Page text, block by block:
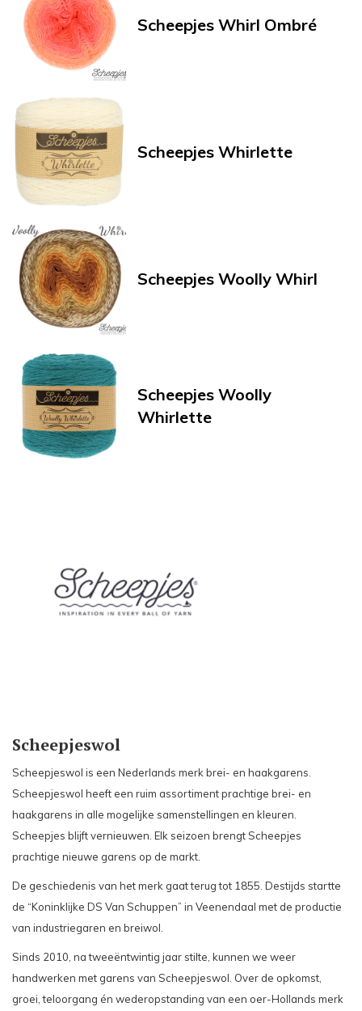
Scheepjes Whirl Ombré
Scheepjes Whirlette
Scheepjes Woolly Whirl
Scheepjes Woolly
Whirlette
Scheepjeswol
Scheepjeswol is een Nederlands merk brei- en haakgarens.
Scheepjeswol heeft een ruim assortiment prachtige brei- en
haakgarens in alle mogelijke samenstellingen en kleuren.
Scheepjes blijft vernieuwen. Elk seizoen brengt Scheepjes
prachtige nieuwe garens op de markt.
De geschiedenis van het merk gaat terug tot 1855. Destijds startte
de “Koninklijke DS Van Schuppen” in Veenendaal met de productie
van industriegaren en breiwol.
Sinds 2010, na tweeëntwintig jaar stilte, kunnen we weer
handwerken met garens van Scheepjeswol. Over de opkomst,
groei, teloorgang én wederopstanding van een oer-Hollands merk